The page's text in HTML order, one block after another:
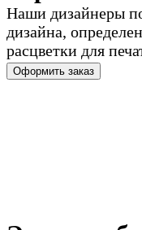
Наши дизайнеры
дизайна,
расцветки для
Оформить заказ